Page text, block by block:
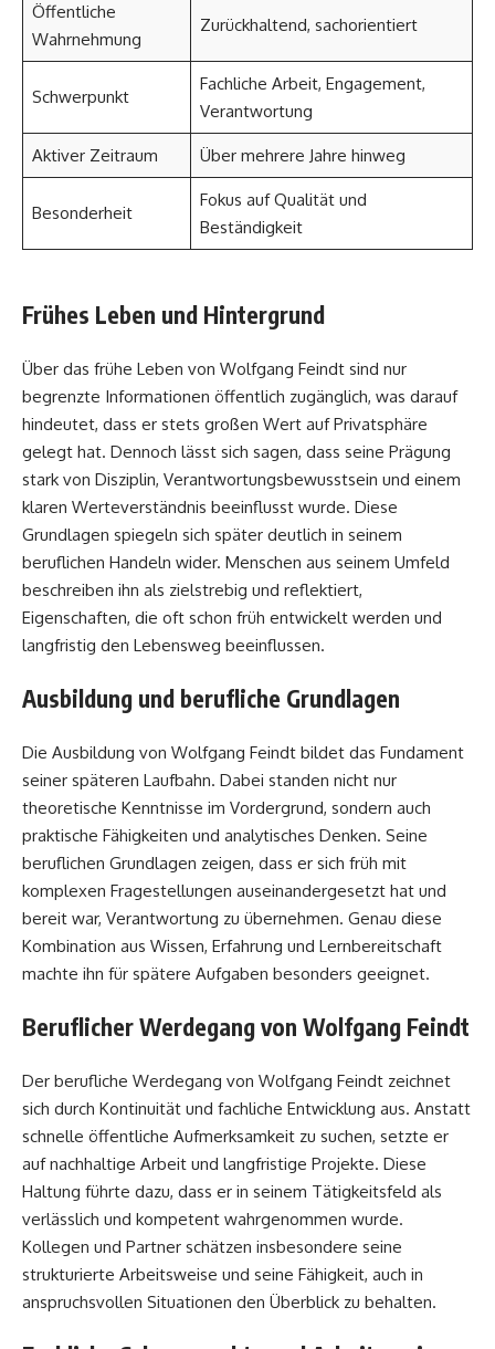
Öffentliche
Wahrnehmung
Zurückhaltend, sachorientiert
Schwerpunkt
Fachliche Arbeit, Engagement,
Verantwortung
Aktiver Zeitraum Über mehrere Jahre hinweg
Besonderheit
Fokus auf Qualität und
Beständigkeit
Frühes Leben und Hintergrund
Über das frühe Leben von Wolfgang Feindt sind nur
begrenzte Informationen öffentlich zugänglich, was darauf
hindeutet, dass er stets großen Wert auf Privatsphäre
gelegt hat. Dennoch lässt sich sagen, dass seine Prägung
stark von Disziplin, Verantwortungsbewusstsein und einem
klaren Werteverständnis beeinflusst wurde. Diese
Grundlagen spiegeln sich später deutlich in seinem
beruflichen Handeln wider. Menschen aus seinem Umfeld
beschreiben ihn als zielstrebig und reflektiert,
Eigenschaften, die oft schon früh entwickelt werden und
langfristig den Lebensweg beeinflussen.
Ausbildung und berufliche Grundlagen
Die Ausbildung von Wolfgang Feindt bildet das Fundament
seiner späteren Laufbahn. Dabei standen nicht nur
theoretische Kenntnisse im Vordergrund, sondern auch
praktische Fähigkeiten und analytisches Denken. Seine
beruflichen Grundlagen zeigen, dass er sich früh mit
komplexen Fragestellungen auseinandergesetzt hat und
bereit war, Verantwortung zu übernehmen. Genau diese
Kombination aus Wissen, Erfahrung und Lernbereitschaft
machte ihn für spätere Aufgaben besonders geeignet.
Beruflicher Werdegang von Wolfgang Feindt
Der berufliche Werdegang von Wolfgang Feindt zeichnet
sich durch Kontinuität und fachliche Entwicklung aus. Anstatt
schnelle öffentliche Aufmerksamkeit zu suchen, setzte er
auf nachhaltige Arbeit und langfristige Projekte. Diese
Haltung führte dazu, dass er in seinem Tätigkeitsfeld als
verlässlich und kompetent wahrgenommen wurde.
Kollegen und Partner schätzen insbesondere seine
strukturierte Arbeitsweise und seine Fähigkeit, auch in
anspruchsvollen Situationen den Überblick zu behalten.